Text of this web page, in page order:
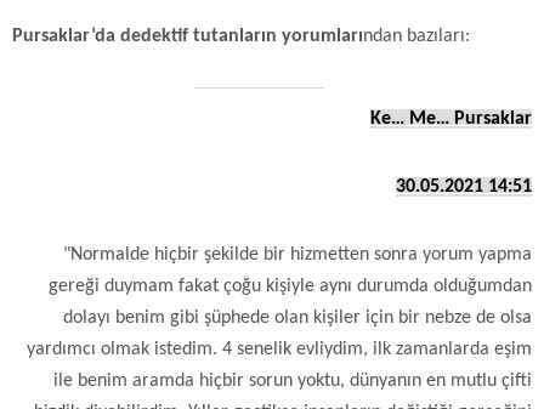
Pursaklar’da dedektif tutanların yorumlarından bazıları:
Ke… Me… Pursaklar
30.05.2021 14:51
"Normalde hiçbir şekilde bir hizmetten sonra yorum yapma
gereği duymam fakat çoğu kişiyle aynı durumda olduğumdan
dolayı benim gibi şüphede olan kişiler için bir nebze de olsa
yardımcı olmak istedim. 4 senelik evliydim, ilk zamanlarda eşim
ile benim aramda hiçbir sorun yoktu, dünyanın en mutlu çifti